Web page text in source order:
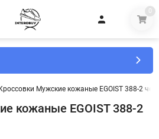
0
Кроссовки Мужские кожаные EGOIST 388-2
кожаные EGOIST 388-2